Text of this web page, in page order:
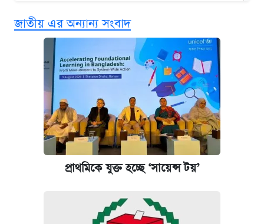
নবম জাতীয় পে-স্কেল নিয়ে সর্বশেষ যা জানা গেল
পাঁচ দপ্তরে নতুন সচিব নিয়োগ দিল সরকার
আজকের বাজারে স্বর্ণ-রুপার দাম (৫ আগস্ট)
কবে হবে মেডিকেল ভর্তি পরীক্ষা, জানা গেল যা
আজকের বাজারে স্বর্ণের দাম (৪ আগস্ট)
আজকের বাজারে স্বর্ণের দাম (৬ আগস্ট)
জাতীয় এর অন্যান্য সংবাদ
প্রাথমিকে যুক্ত হচ্ছে ‘সায়েন্স টয়’